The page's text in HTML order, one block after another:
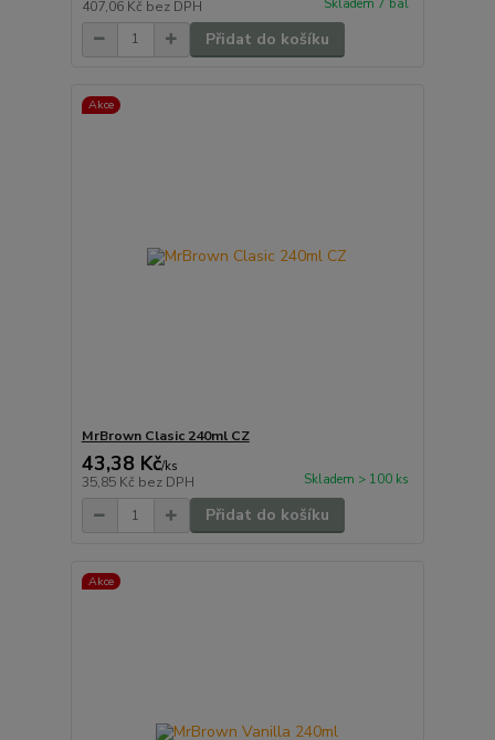
407,06 Kč bez DPH Skladem 7 bal
Přidat do košíku
Akce
MrBrown Clasic 240ml CZ
43,38 Kč/ks
35,85 Kč bez DPH Skladem > 100 ks
Přidat do košíku
Akce